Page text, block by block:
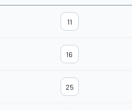
11
16
25